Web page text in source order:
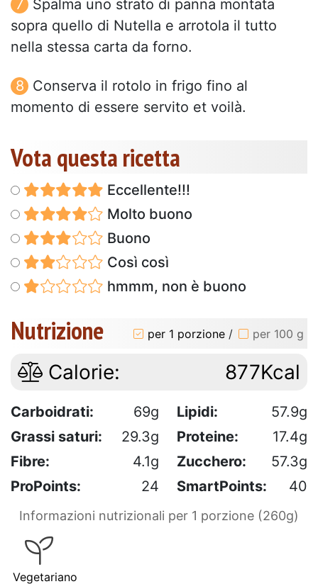
Spalma uno strato di panna montata
sopra quello di Nutella e arrotola il tutto
nella stessa carta da forno.
Conserva il rotolo in frigo fino al
momento di essere servito et voilà.
Vota questa ricetta
Eccellente!!!
Molto buono
Buono
Così così
hmmm, non è buono
Nutrizione per 1 porzione / per 100 g
Calorie: 877Kcal
Carboidrati: 69g Lipidi:
57.9g
Grassi saturi:
29.3g Proteine:
17.4g
Fibre:
4.1g Zucchero:
57.3g
ProPoints:
24 SmartPoints: 40
Informazioni nutrizionali per 1 porzione (260g)
Vegetariano